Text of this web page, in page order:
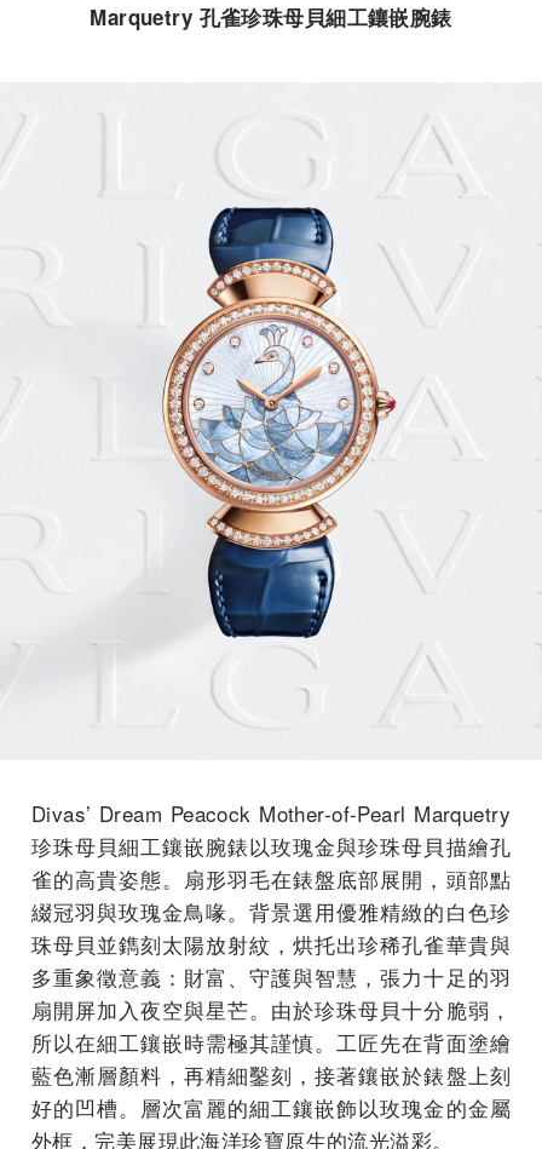
Marquetry 孔雀珍珠母貝細工鑲嵌腕錶
Divas’ Dream Peacock Mother-of-Pearl Marquetry
珍珠母貝細工鑲嵌腕錶以玫瑰金與珍珠母貝描繪孔
雀的高貴姿態。扇形羽毛在錶盤底部展開，頭部點
綴冠羽與玫瑰金鳥喙。背景選用優雅精緻的白色珍
珠母貝並鐫刻太陽放射紋，烘托出珍稀孔雀華貴與
多重象徵意義：財富、守護與智慧，張力十足的羽
扇開屏加入夜空與星芒。由於珍珠母貝十分脆弱，
所以在細工鑲嵌時需極其謹慎。工匠先在背面塗繪
藍色漸層顏料，再精細鑿刻，接著鑲嵌於錶盤上刻
好的凹槽。層次富麗的細工鑲嵌飾以玫瑰金的金屬
外框，完美展現此海洋珍寶原生的流光溢彩。